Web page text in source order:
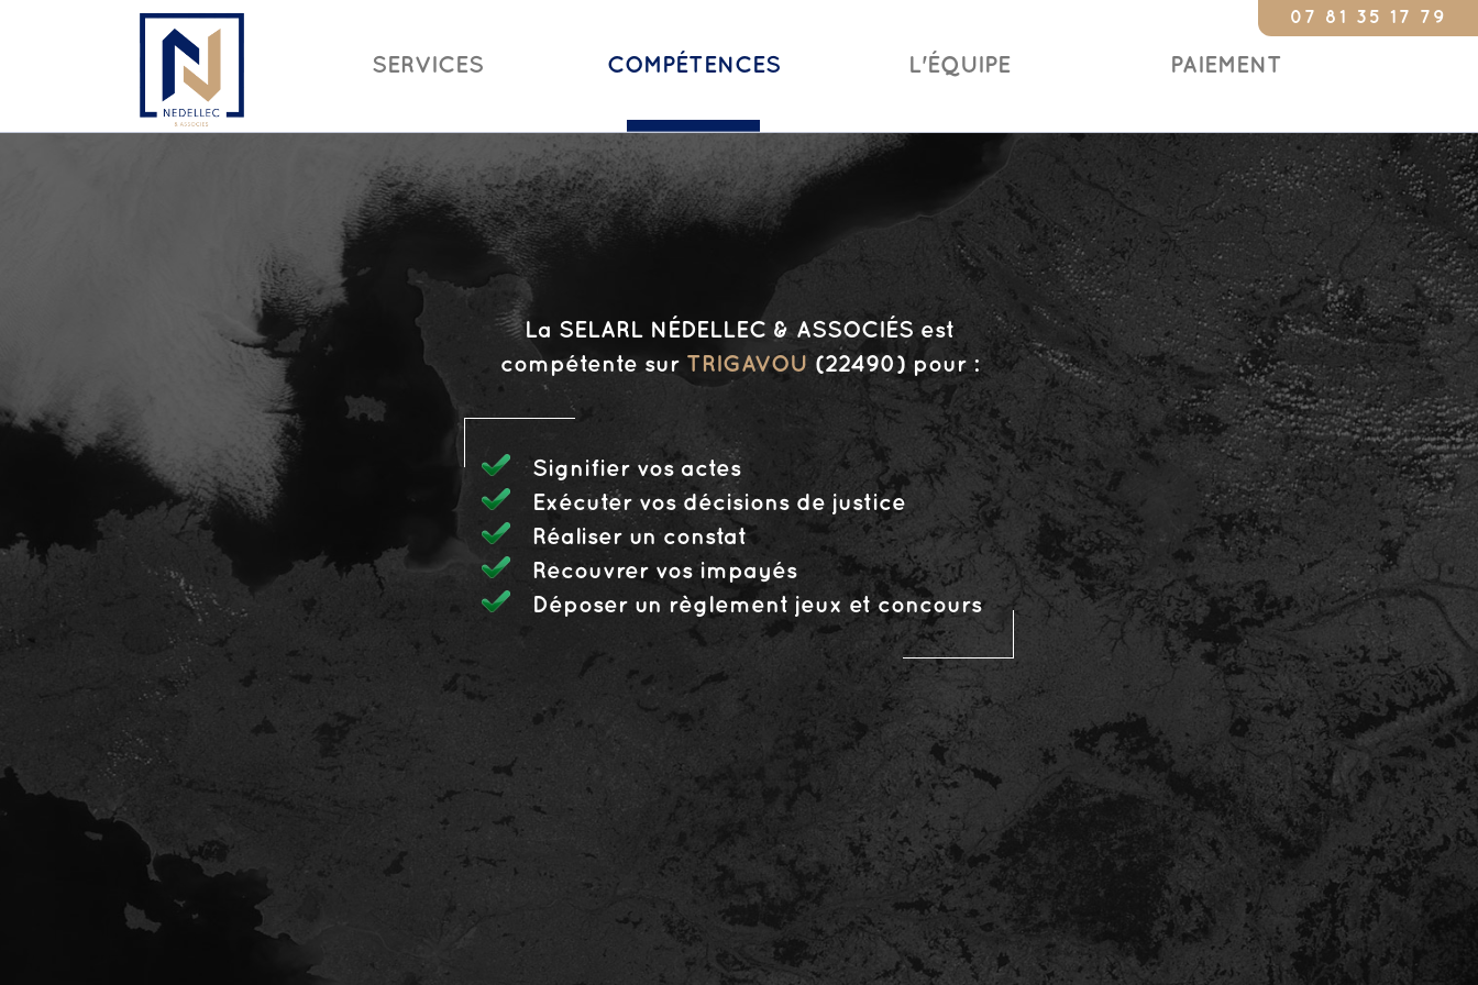
SERVICES COMPÉTENCES L'ÉQUIPE PAIEMENT
Constat 24/24
07 81 35 17 79
La SELARL NÉDELLEC & ASSOCIÉS est
compétente sur TRIGAVOU (22490) pour :
Signifier vos actes
Exécuter vos décisions de justice
Réaliser un constat
Recouvrer vos impayés
Déposer un règlement jeux et concours